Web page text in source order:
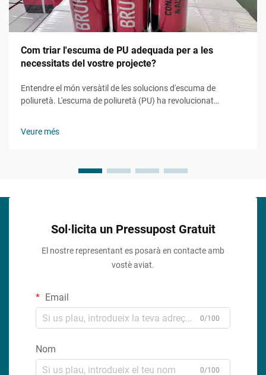
Com triar l'escuma de PU adequada per a les
necessitats del vostre projecte?
Entendre el món versàtil de les solucions d'escuma de
poliuretà. L'escuma de poliuretà (PU) ha revolucionat
Veure més
Sol·licita un Pressupost Gratuit
El nostre representant es posarà en contacte amb
vostè aviat.
Email
0/100
Nom
0/100